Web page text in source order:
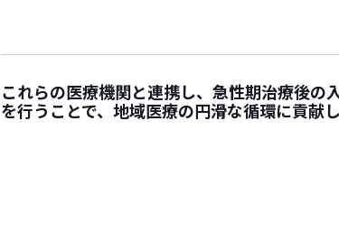
これらの医療機関と連携し、急性期治療後の
を行うことで、地域医療の円滑な循環に貢献し